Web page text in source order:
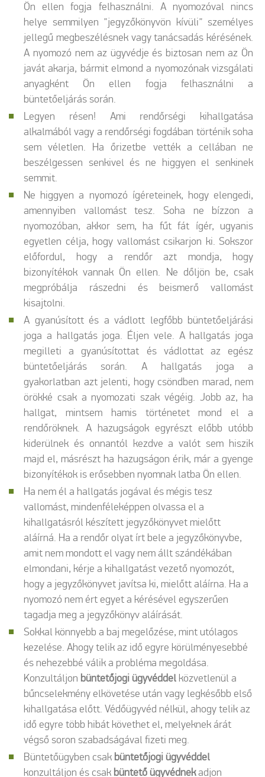
Ön ellen fogja felhasználni. A nyomozóval nincs
helye semmilyen ”jegyzőkönyvön kívüli” személyes
jellegű megbeszélésnek vagy tanácsadás kérésének.
A nyomozó nem az ügyvédje és biztosan nem az Ön
javát akarja, bármit elmond a nyomozónak vizsgálati
anyagként Ön ellen fogja felhasználni a
büntetőeljárás során.
Legyen résen! Ami rendőrségi kihallgatása
alkalmából vagy a rendőrségi fogdában történik soha
sem véletlen. Ha őrizetbe vették a cellában ne
beszélgessen senkivel és ne higgyen el senkinek
semmit.
Ne higgyen a nyomozó ígéreteinek, hogy elengedi,
amennyiben vallomást tesz. Soha ne bízzon a
nyomozóban, akkor sem, ha fűt fát ígér, ugyanis
egyetlen célja, hogy vallomást csikarjon ki. Sokszor
előfordul, hogy a rendőr azt mondja, hogy
bizonyítékok vannak Ön ellen. Ne dőljön be, csak
megpróbálja rászedni és beismerő vallomást
kisajtolni.
A gyanúsított és a vádlott legfőbb büntetőeljárási
joga a hallgatás joga. Éljen vele. A hallgatás joga
megilleti a gyanúsítottat és vádlottat az egész
büntetőeljárás során. A hallgatás joga a
gyakorlatban azt jelenti, hogy csöndben marad, nem
örökké csak a nyomozati szak végéig. Jobb az, ha
hallgat, mintsem hamis történetet mond el a
rendőröknek. A hazugságok egyrészt előbb utóbb
kiderülnek és onnantól kezdve a valót sem hiszik
majd el, másrészt ha hazugságon érik, már a gyenge
bizonyítékok is erősebben nyomnak latba Ön ellen.
Ha nem él a hallgatás jogával és mégis tesz
vallomást, mindenféleképpen olvassa el a
kihallgatásról készített jegyzőkönyvet mielőtt
aláírná. Ha a rendőr olyat írt bele a jegyzőkönyvbe,
amit nem mondott el vagy nem állt szándékában
elmondani, kérje a kihallgatást vezető nyomozót,
hogy a jegyzőkönyvet javítsa ki, mielőtt aláírna. Ha a
nyomozó nem ért egyet a kérésével egyszerűen
tagadja meg a jegyzőkönyv aláírását.
Sokkal könnyebb a baj megelőzése, mint utólagos
kezelése. Ahogy telik az idő egyre körülményesebbé
és nehezebbé válik a probléma megoldása.
Konzultáljon büntetőjogi ügyvéddel közvetlenül a
bűncselekmény elkövetése után vagy legkésőbb első
kihallgatása előtt. Védőügyvéd nélkül, ahogy telik az
idő egyre több hibát követhet el, melyeknek árát
végső soron szabadságával fizeti meg.
Büntetőügyben csak büntetőjogi ügyvéddel
konzultáljon és csak büntető ügyvédnekadjon